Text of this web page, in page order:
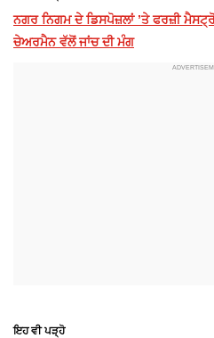
ਨਗਰ ਨਿਗਮ ਦੇ ਡਿਸਪੋਜ਼ਲਾਂ ’ਤੇ ਫਰਜ਼ੀ
ਚੇਅਰਮੈਨ ਵੱਲੋਂ ਜਾਂਚ ਦੀ ਮੰਗ
ਇਹ ਵੀ ਪੜ੍ਹੋ